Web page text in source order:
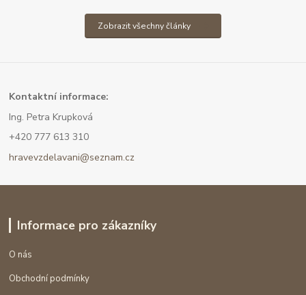
Zobrazit všechny články
Kontaktní informace:
Ing. Petra Krupková
+420 777 613 310
hravevzdelavani@seznam.cz
Informace pro zákazníky
O nás
Obchodní podmínky